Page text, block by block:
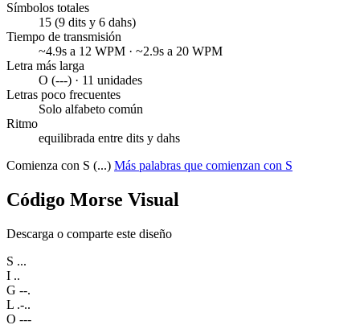
Símbolos totales
15 (9 dits y 6 dahs)
Tiempo de transmisión
~4.9s a 12 WPM · ~2.9s a 20 WPM
Letra más larga
O (---) · 11 unidades
Letras poco frecuentes
Solo alfabeto común
Ritmo
equilibrada entre dits y dahs
Comienza con S (...) Más palabras que comienzan con S
Código Morse Visual
Descarga o comparte este diseño
S ...
I ..
G --.
L .-..
O ---